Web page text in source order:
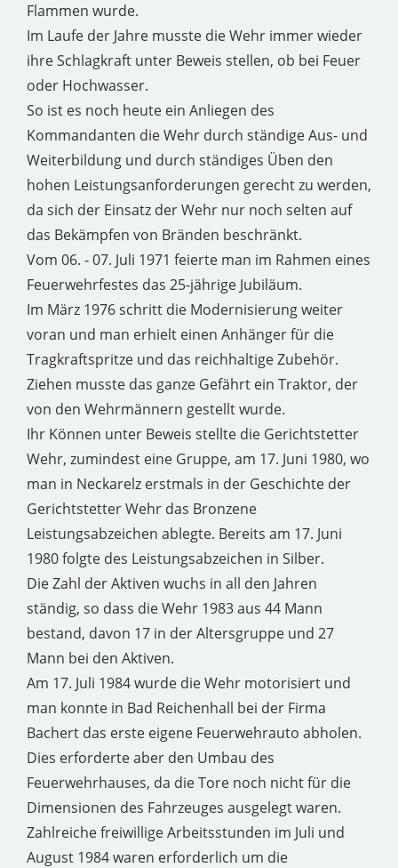
Flammen wurde.
Im Laufe der Jahre musste die Wehr immer wieder
ihre Schlagkraft unter Beweis stellen, ob bei Feuer
oder Hochwasser.
So ist es noch heute ein Anliegen des
Kommandanten die Wehr durch ständige Aus- und
Weiterbildung und durch ständiges Üben den
hohen Leistungsanforderungen gerecht zu werden,
da sich der Einsatz der Wehr nur noch selten auf
das Bekämpfen von Bränden beschränkt.
Vom 06. - 07. Juli 1971 feierte man im Rahmen eines
Feuerwehrfestes das 25-jährige Jubiläum.
Im März 1976 schritt die Modernisierung weiter
voran und man erhielt einen Anhänger für die
Tragkraftspritze und das reichhaltige Zubehör.
Ziehen musste das ganze Gefährt ein Traktor, der
von den Wehrmännern gestellt wurde.
Ihr Können unter Beweis stellte die Gerichtstetter
Wehr, zumindest eine Gruppe, am 17. Juni 1980, wo
man in Neckarelz erstmals in der Geschichte der
Gerichtstetter Wehr das Bronzene
Leistungsabzeichen ablegte. Bereits am 17. Juni
1980 folgte des Leistungsabzeichen in Silber.
Die Zahl der Aktiven wuchs in all den Jahren
ständig, so dass die Wehr 1983 aus 44 Mann
bestand, davon 17 in der Altersgruppe und 27
Mann bei den Aktiven.
Am 17. Juli 1984 wurde die Wehr motorisiert und
man konnte in Bad Reichenhall bei der Firma
Bachert das erste eigene Feuerwehrauto abholen.
Dies erforderte aber den Umbau des
Feuerwehrhauses, da die Tore noch nicht für die
Dimensionen des Fahrzeuges ausgelegt waren.
Zahlreiche freiwillige Arbeitsstunden im Juli und
August 1984 waren erforderlich um die